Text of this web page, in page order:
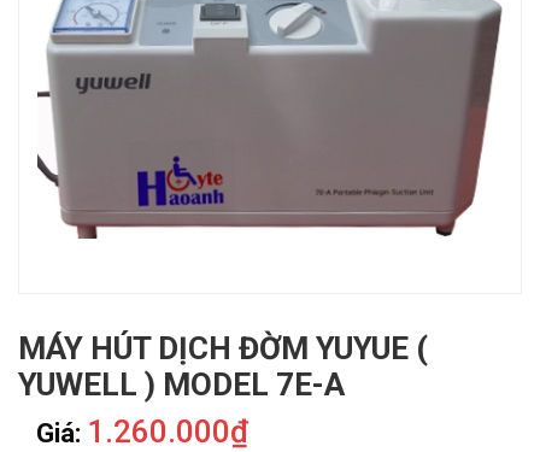
MÁY HÚT DỊCH ĐỜM YUYUE (
YUWELL ) MODEL 7E-A
Giá: 1.260.000₫